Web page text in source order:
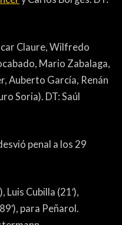
Claure, Wilfredo
Mario Zabalaga,
Auberto García, Renán
Soria). DT: Saúl
penal a los 29
Luis Cubilla (21′),
para Peñarol.